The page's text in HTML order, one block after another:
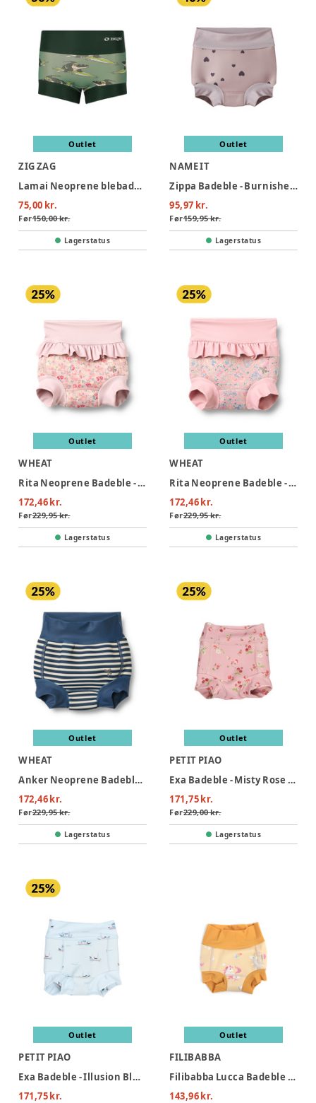
Outlet
ZIG ZAG
Lamai Neoprene blebadebuks - 3077
75,00 kr.
Før150,00 kr.
Lagerstatus
Outlet
NAME IT
Zippa Badeble - Burnished Lilac
95,97 kr.
Før159,95 kr.
Lagerstatus
Outlet
WHEAT
Rita Neoprene Badeble - Powder Flowers And Seashells
172,46 kr.
Før229,95 kr.
Lagerstatus
Outlet
WHEAT
Rita Neoprene Badeble - Pink Heart Flowers
172,46 kr.
Før229,95 kr.
Lagerstatus
Outlet
WHEAT
Anker Neoprene Badeble - Blue Stripe
172,46 kr.
Før229,95 kr.
Lagerstatus
Outlet
PETIT PIAO
Exa Badeble - Misty Rose Strawberry AOP
171,75 kr.
Før229,00 kr.
Lagerstatus
Outlet
PETIT PIAO
Exa Badeble - Illusion Blue Boat AOP
171,75 kr.
Outlet
FILIBABBA
Filibabba Lucca Badeble - Yellow
143,96 kr.